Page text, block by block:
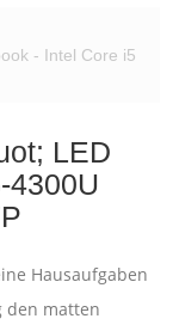
- Intel Core i5
LED
4300U
Hausaufgaben
den matten